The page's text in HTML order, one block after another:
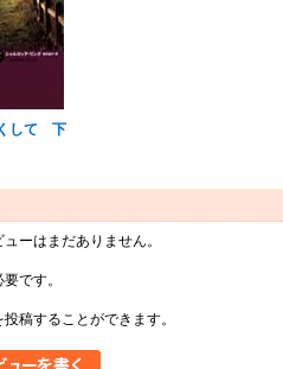
して 下
ーはまだありません。
です。
稿することができます。